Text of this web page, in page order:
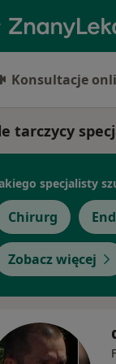
Konsultacje
tarczycy
specjalisty
Chirurg
Zobacz więcej